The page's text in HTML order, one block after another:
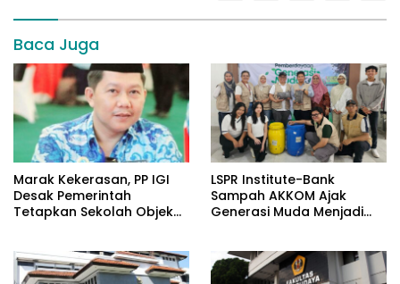
Baca Juga
​Marak Kekerasan, PP IGI
Desak Pemerintah
Tetapkan Sekolah Objek
LSPR Institute-Bank
Sampah AKKOM Ajak
Generasi Muda Menjadi